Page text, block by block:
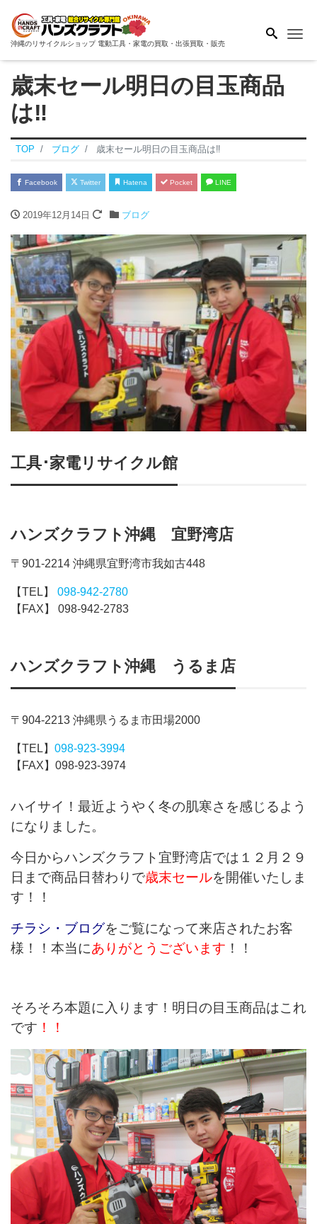
沖縄のリサイクルショップ 電動工具・家電の買取・出張買取・販売
歳末セール明日の目玉商品
は‼
TOP ブログ 歳末セール明日の目玉商品は‼
Facebook Twitter Hatena Pocket LINE
2019年12月14日 ブログ
工具･家電リサイクル館
ハンズクラフト沖縄 宜野湾店
〒901-2214 沖縄県宜野湾市我如古448
【TEL】 098-942-2780
【FAX】 098-942-2783
ハンズクラフト沖縄 うるま店
〒904-2213 沖縄県うるま市田場2000
【TEL】 098-923-3994
【FAX】098-923-3974
ハイサイ！最近ようやく冬の肌寒さを感じるよう
になりました。
今日からハンズクラフト宜野湾店では１２月２９
日まで商品日替わりで歳末セールを開催いたしま
す！！
チラシ・ブログをご覧になって来店されたお客
様！！本当にありがとうございます ！！
そろそろ本題に入ります！明日の目玉商品はこれ
です ！！